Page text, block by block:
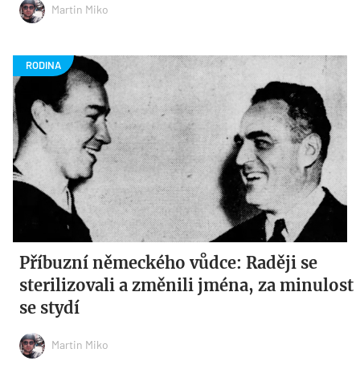
Martin Miko
Příbuzní německého vůdce: Raději se
sterilizovali a změnili jména, za minulost
se stydí
Martin Miko